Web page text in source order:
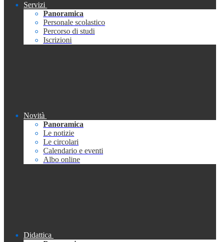
Servizi
Panoramica
Personale scolastico
Percorso di studi
Iscrizioni
Novità
Panoramica
Le notizie
Le circolari
Calendario e eventi
Albo online
Didattica